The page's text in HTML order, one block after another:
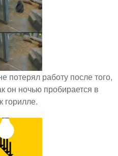
потерял работу после того,
он ночью пробирается в
горилле.